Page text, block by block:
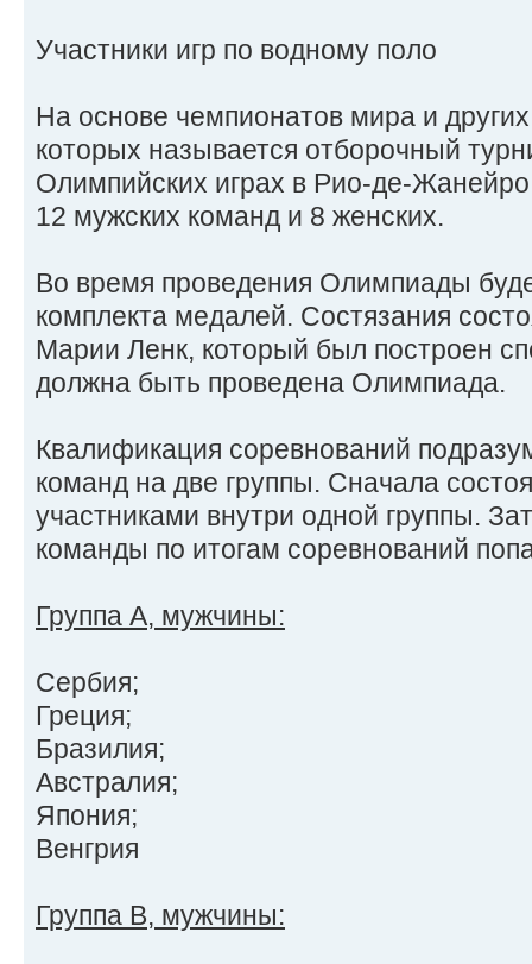
Участники игр по водному поло
На основе чемпионатов мира и
которых называется отборочный
Олимпийских играх в Рио-де-
12 мужских команд и 8 женских.
Во время проведения Олимпиады
комплекта медалей. Состязания
Марии Ленк, который был построен
должна быть проведена Олимпиада.
Квалификация соревнований
команд на две группы. Сначала
участниками внутри одной группы.
команды по итогам соревнований
Группа А, мужчины:
Сербия;
Греция;
Бразилия;
Австралия;
Япония;
Венгрия
Группа В, мужчины: